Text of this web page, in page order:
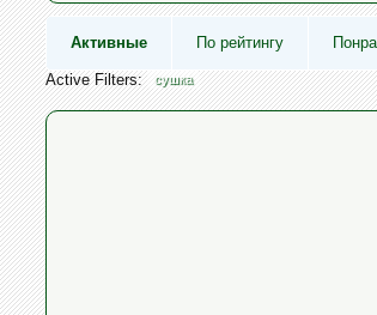
Активные По рейтингу
Active Filters: сушка